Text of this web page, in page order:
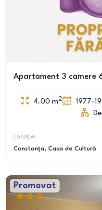
Apartament 3 camere
4.00 m2 1977-
Locație:
Constanța, Casa de Cultură
Promovat